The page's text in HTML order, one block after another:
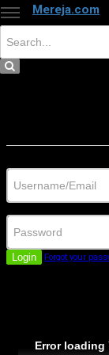
Mereja.com
Login Forgot your
Error loading